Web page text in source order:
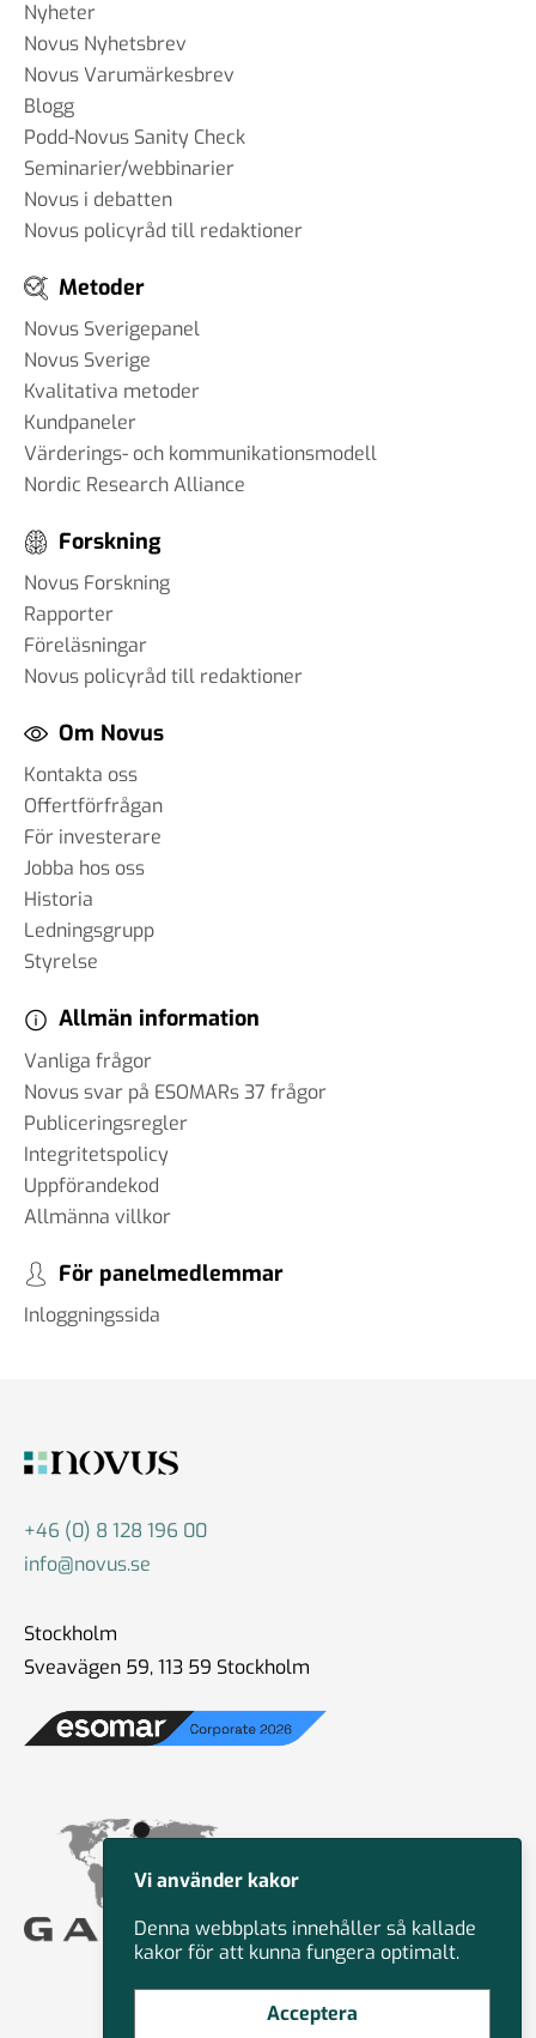
Nyheter
Novus Nyhetsbrev
Novus Varumärkesbrev
Blogg
Podd-Novus Sanity Check
Seminarier/webbinarier
Novus i debatten
Novus policyråd till redaktioner
Metoder
Novus Sverigepanel
Novus Sverige
Kvalitativa metoder
Kundpaneler
Värderings- och kommunikationsmodell
Nordic Research Alliance
Forskning
Novus Forskning
Rapporter
Föreläsningar
Novus policyråd till redaktioner
Om Novus
Kontakta oss
Offertförfrågan
För investerare
Jobba hos oss
Historia
Ledningsgrupp
Styrelse
Allmän information
Vanliga frågor
Novus svar på ESOMARs 37 frågor
Publiceringsregler
Integritetspolicy
Uppförandekod
Allmänna villkor
För panelmedlemmar
Inloggningssida
+46 (0) 8 128 196 00
info@novus.se
Stockholm
Sveavägen 59, 113 59 Stockholm
Vi använder kakor
Denna webbplats innehåller så kallade
kakor för att kunna fungera optimalt.
Acceptera